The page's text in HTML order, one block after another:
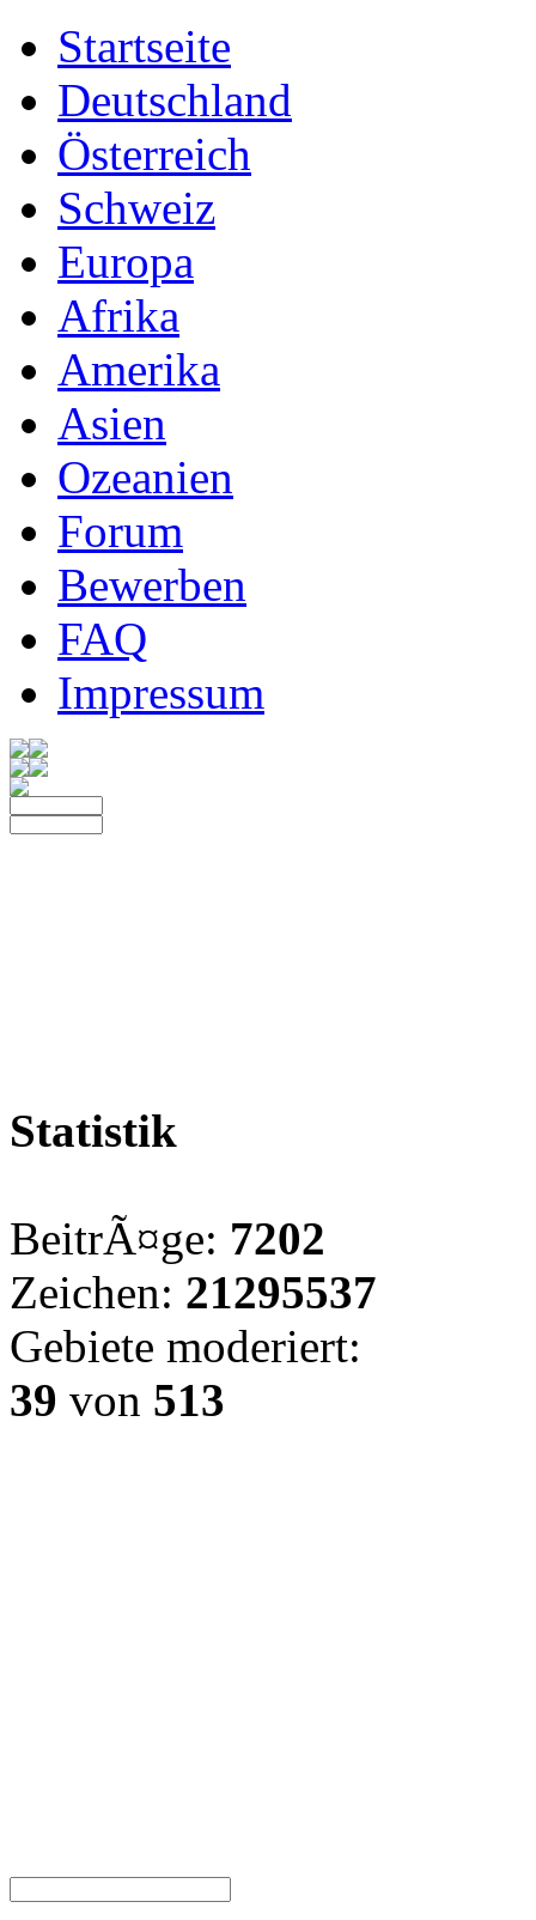
Startseite
Deutschland
Österreich
Schweiz
Europa
Afrika
Amerika
Asien
Ozeanien
Forum
Bewerben
FAQ
Impressum
Statistik
BeitrÃ¤ge: 7202
Zeichen: 21295537
Gebiete moderiert:
39 von 513